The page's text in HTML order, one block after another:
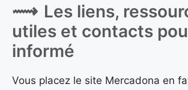
Les liens,
utiles et contacts
informé
Vous placez le site Mercadona en